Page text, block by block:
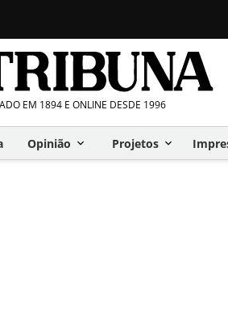
EM 1894 E ONLINE DESDE 1996
Opinião Projetos